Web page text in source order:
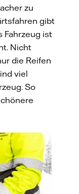
zu
gibt
Fahrzeug ist
Nicht
die Reifen
viel
So